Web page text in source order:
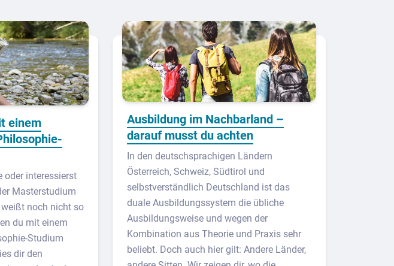
einem
oder interessierst
Masterstudium
noch nicht so
du mit einem
Studium
dir den
Ausbildung im Nachbarland –
darauf musst du achten
In den deutschsprachigen Ländern
Österreich, Schweiz, Südtirol und
selbstverständlich Deutschland ist das
duale Ausbildungssystem die übliche
Ausbildungsweise und wegen der
Kombination aus Theorie und Praxis sehr
beliebt. Doch auch hier gilt: Andere Länder,